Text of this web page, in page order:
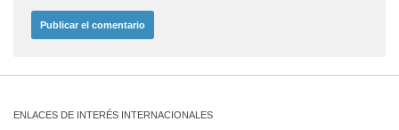
ENLACES DE INTERÉS INTERNACIONALES